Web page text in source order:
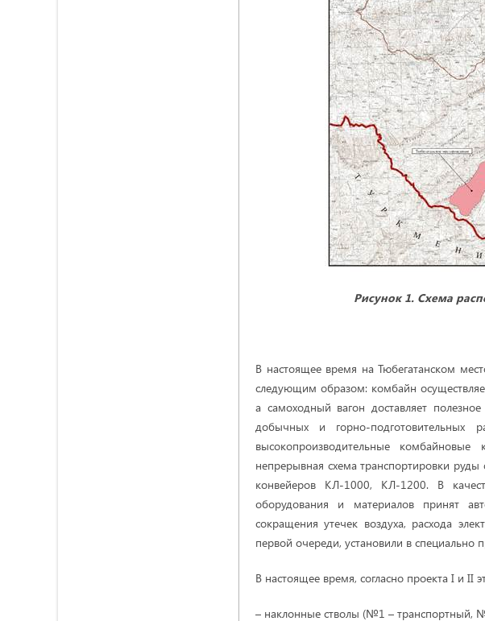
Рисунок 1. Схема
В настоящее время на Тюбегатанском
следующим образом: комбайн
а самоходный вагон доставляет
добычных и горно-подготовительных
высокопроизводительные
непрерывная схема транспортировки
конвейеров КЛ-1000, КЛ-1200. В
оборудования и материалов принят
сокращения утечек воздуха, расхода
первой очереди, установили в специально
В настоящее время, согласно проекта I и
– наклонные стволы (№1 – транспортный,